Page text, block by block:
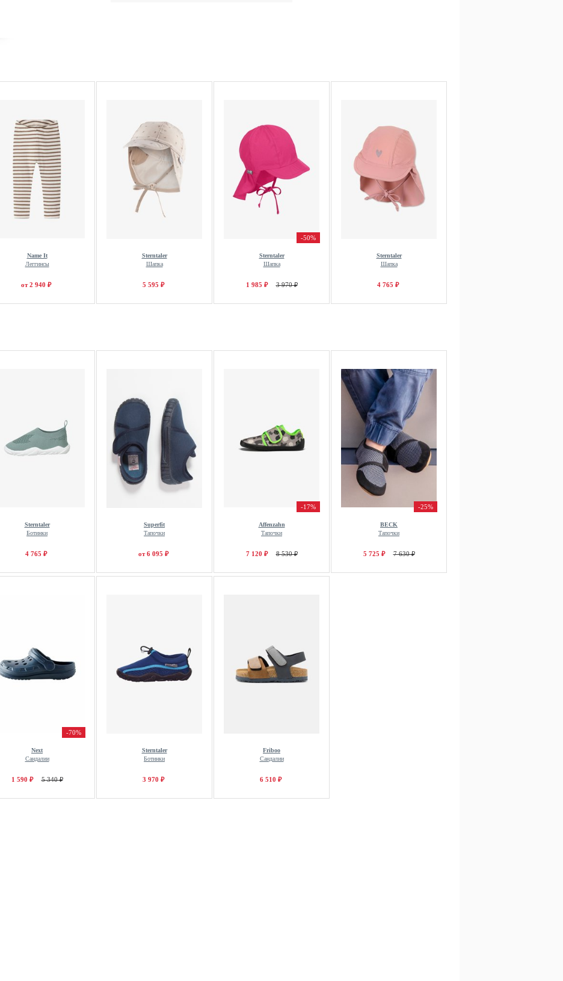
Name It
Леггинсы
от 2 940 ₽
Sterntaler
Шапка
5 595 ₽
-50%
Sterntaler
Шапка
1 985 ₽ 3 970 ₽
Sterntaler
Шапка
4 765 ₽
Sterntaler
Ботинки
4 765 ₽
Superfit
Тапочки
от 6 095 ₽
-17%
Affenzahn
Тапочки
7 120 ₽ 8 530 ₽
-25%
BECK
Тапочки
5 725 ₽ 7 630 ₽
-70%
Next
Сандалии
1 590 ₽ 5 340 ₽
Sterntaler
Ботинки
3 970 ₽
Friboo
Сандалии
6 510 ₽